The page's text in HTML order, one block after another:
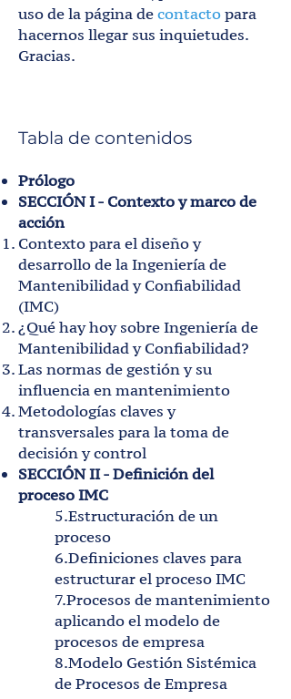
uso de la página decontactopara
hacernos llegar sus inquietudes.
Gracias.
Tabla de contenidos
Prólogo
SECCIÓN I - Contexto y marco de
acción
Contexto para el diseño y
desarrollo de la Ingeniería de
Mantenibilidad y Confiabilidad
(IMC)
¿Qué hay hoy sobre Ingeniería de
Mantenibilidad y Confiabilidad?
Las normas de gestión y su
influencia en mantenimiento
Metodologías claves y
transversales para la toma de
decisión y control
SECCIÓN II - Definición del
proceso IMC
5.Estructuración de un
proceso
6.Definiciones claves para
estructurar el proceso IMC
7.Procesos de mantenimiento
aplicando el modelo de
procesos de empresa
8.Modelo Gestión Sistémica
de Procesos de Empresa